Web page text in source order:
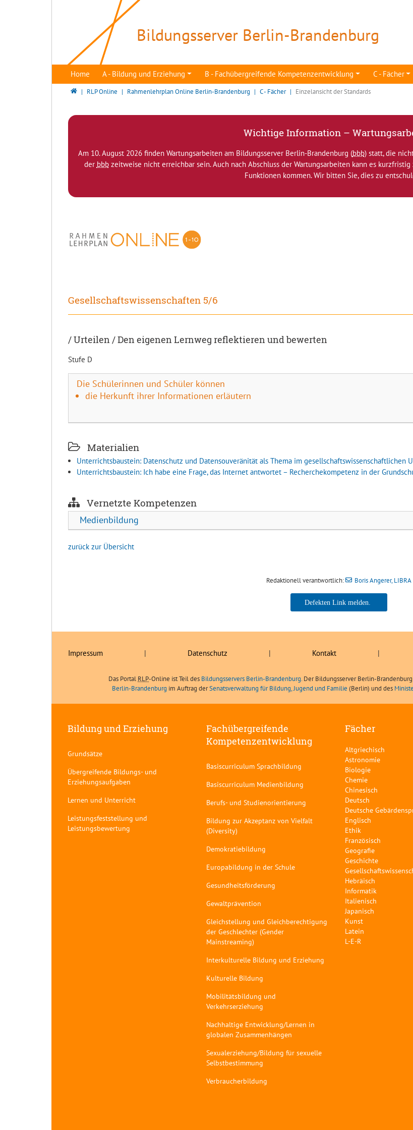
Bildungsserver Berlin-Brandenburg
Home A - Bildung und Erziehung B - Fachübergreifende Kompetenzentwicklung C - Fächer
Bildungsserver Berlin - Brandenburg
RLP Online Rahmenlehrplan Online Berlin-Brandenburg C - Fächer Einzelansicht der Standards
Wichtige Information –
Am 10. August 2026 finden Wartungsarbeiten am Bildungsserver Berlin-Brandenburg (bbb) statt, die
der bbbzeitweise nicht erreichbar sein. Auch nach Abschluss der Wartungsarbeiten kann es
Funktionen kommen. Wir bitten Sie, dies zu
Gesellschaftswissenschaften 5/6
/ Urteilen / Den eigenen Lernweg reflektieren und bewerten
Stufe D
Die Schülerinnen und Schüler können
die Herkunft ihrer Informationen erläutern
Materialien
Unterrichtsbaustein: Datenschutz und Datensouveränität als Thema im gesellschaftswissenschaftlichen
Unterrichtsbaustein: Ich habe eine Frage, das Internet antwortet – Recherchekompetenz in der
Vernetzte Kompetenzen
Medienbildung
zurück zur Übersicht
Redaktionell verantwortlich: Boris Angerer, LIBRA
Boris Angerer, LIBRA
Impressum | Datenschutz | Kontakt |
Das Portal RLP-Online ist Teil des Bildungsservers Berlin-Brandenburg. Der Bildungsserver Berlin-
Berlin-Brandenburg im Auftrag derSenatsverwaltung für Bildung, Jugend und Familie (Berlin) und des
Bildung und Erziehung
Grundsätze
Übergreifende Bildungs- und
Erziehungsaufgaben
Lernen und Unterricht
Leistungsfeststellung und
Leistungsbewertung
Fachübergreifende
Kompetenzentwicklung
Basiscurriculum Sprachbildung
Basiscurriculum Medienbildung
Berufs- und Studienorientierung
Bildung zur Akzeptanz von Vielfalt
(Diversity)
Demokratiebildung
Europabildung in der Schule
Gesundheitsförderung
Gewaltprävention
Gleichstellung und Gleichberechtigung
der Geschlechter (Gender
Mainstreaming)
Interkulturelle Bildung und Erziehung
Kulturelle Bildung
Mobilitätsbildung und
Verkehrserziehung
Nachhaltige Entwicklung/Lernen in
globalen Zusammenhängen
Sexualerziehung/Bildung für sexuelle
Selbstbestimmung
Verbraucherbildung
Fächer
Altgriechisch
Astronomie
Biologie
Chemie
Chinesisch
Deutsch
Deutsche
Englisch
Ethik
Französisch
Geografie
Geschichte
Hebräisch
Informatik
Italienisch
Japanisch
Kunst
Latein
L-E-R